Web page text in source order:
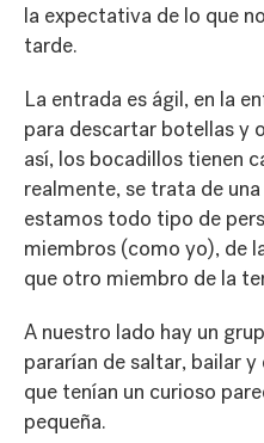
la expectativa de lo que
tarde.
La entrada es ágil, en la
para descartar botellas y
así, los bocadillos tienen
realmente, se trata de
estamos todo tipo de
miembros (como yo), de
que otro miembro de la
A nuestro lado hay un
pararían de saltar, bailar
que tenían un curioso
pequeña.